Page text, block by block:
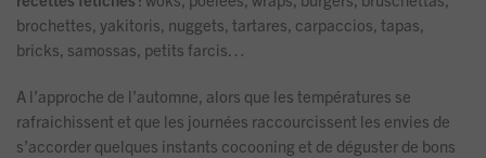
brochettes, yakitoris, nuggets, tartares, carpaccios, tapas,
bricks, samossas, petits farcis…
A l’approche de l’automne, alors que les températures se
rafraichissent et que les journées raccourcissent les envies de
s’accorder quelques instants cocooning et de déguster de bons